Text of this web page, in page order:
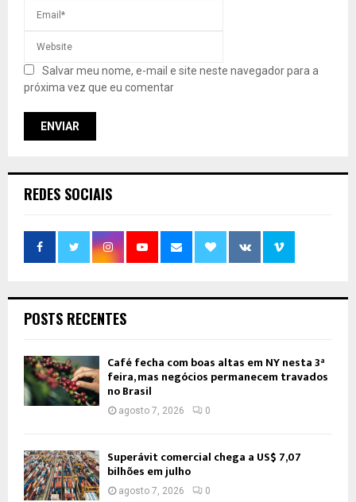
Salvar meu nome, e-mail e site neste navegador para a
próxima vez que eu comentar
REDES SOCIAIS
POSTS RECENTES
Café fecha com boas altas em NY nesta 3ª
feira, mas negócios permanecem travados
no Brasil
agosto 7, 2026 0
Superávit comercial chega a US$ 7,07
bilhões em julho
agosto 7, 2026 0